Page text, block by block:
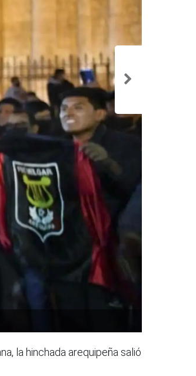
la hinchada arequipeña salió